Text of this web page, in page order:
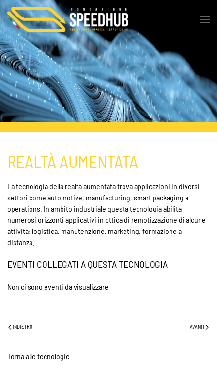
REALTÀ AUMENTATA
La tecnologia della realtà aumentata trova applicazioni in diversi
settori come automotive, manufacturing, smart packaging e
operations. In ambito industriale questa tecnologia abilita
numerosi orizzonti applicativi in ottica di remotizzazione di alcune
attività: logistica, manutenzione, marketing, formazione a
distanza.
EVENTI COLLEGATI A QUESTA TECNOLOGIA
Non ci sono eventi da visualizzare
INDIETRO AVANTI
Torna alle tecnologie